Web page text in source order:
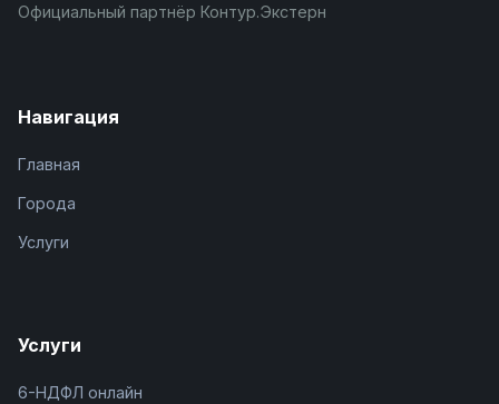
Официальный партнёр Контур.Экстерн
Навигация
Главная
Города
Услуги
Услуги
6-НДФЛ онлайн